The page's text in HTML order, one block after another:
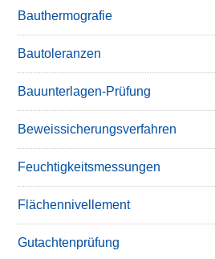
Bauthermografie
Bautoleranzen
Bauunterlagen-Prüfung
Beweissicherungsverfahren
Feuchtigkeitsmessungen
Flächennivellement
Gutachtenprüfung